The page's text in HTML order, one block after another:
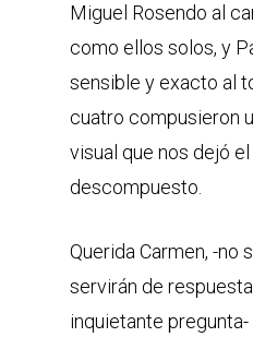
Miguel Rosendo al
como ellos solos, y
sensible y exacto al
cuatro compusieron
visual que nos dejó
descompuesto.
Querida Carmen, -no
servirán de
inquietante